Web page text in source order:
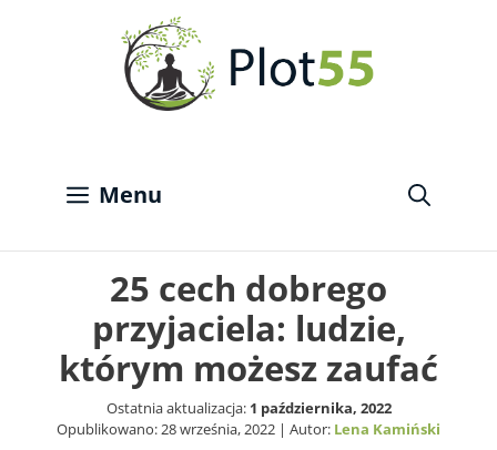
Menu
25 cech dobrego
przyjaciela: ludzie,
którym możesz zaufać
Ostatnia aktualizacja: 1 października, 2022
Opublikowano:28 września, 2022 | Autor: Lena Kamiński